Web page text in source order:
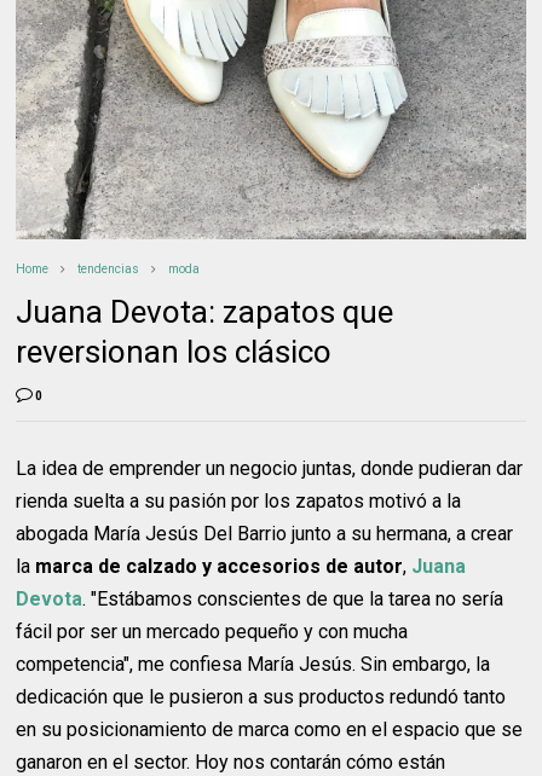
Home tendencias moda
Juana Devota: zapatos que
reversionan los clásico
0
La idea de emprender un negocio juntas, donde pudieran dar
rienda suelta a su pasión por los zapatos motivó a la
abogada María Jesús Del Barrio junto a su hermana, a crear
la marca de calzado y accesorios de autor, Juana
Devota. "Estábamos conscientes de que la tarea no sería
fácil por ser un mercado pequeño y con mucha
competencia", me confiesa María Jesús. Sin embargo, la
dedicación que le pusieron a sus productos redundó tanto
en su posicionamiento de marca como en el espacio que se
ganaron en el sector. Hoy nos contarán cómo están